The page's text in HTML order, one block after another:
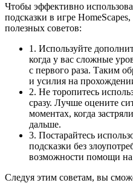
Чтобы эффективно
подсказки в игре
полезных советов:
1. Используйте
когда у вас сложные
с первого раза. Таким
и усилия на
2. Не торопитесь
сразу. Лучше оцените
моментах, когда
дальше.
3. Постарайтесь
подсказки без
возможности помощи
Следуя этим советам, вы